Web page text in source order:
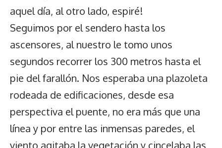
aquel día, al otro lado, espiré!
Seguimos por el sendero hasta los
ascensores, al nuestro le tomo unos
segundos recorrer los 300 metros hasta el
pie del farallón. Nos esperaba una plazoleta
rodeada de edificaciones, desde esa
perspectiva el puente, no era más que una
línea y por entre las inmensas paredes, el
viento agitaba la vegetación y cincelaba las